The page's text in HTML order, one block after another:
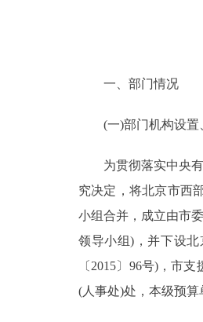
政务服务
个人服务
一、部门情况
(一)部门机构设置
为贯彻落实中央有
究决定，将北京市西
小组合并，成立由市
领导小组)，并下设
〔2015〕96号)，市
(人事处)处，本级预